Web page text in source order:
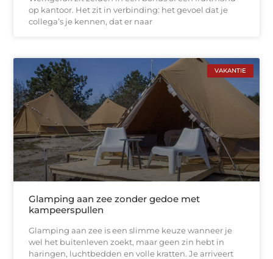
op kantoor. Het zit in verbinding: het gevoel dat je
collega’s je kennen, dat er naar
VAKANTIE
Glamping aan zee zonder gedoe met
kampeerspullen
Glamping aan zee is een slimme keuze wanneer je
wel het buitenleven zoekt, maar geen zin hebt in
haringen, luchtbedden en volle kratten. Je arriveert